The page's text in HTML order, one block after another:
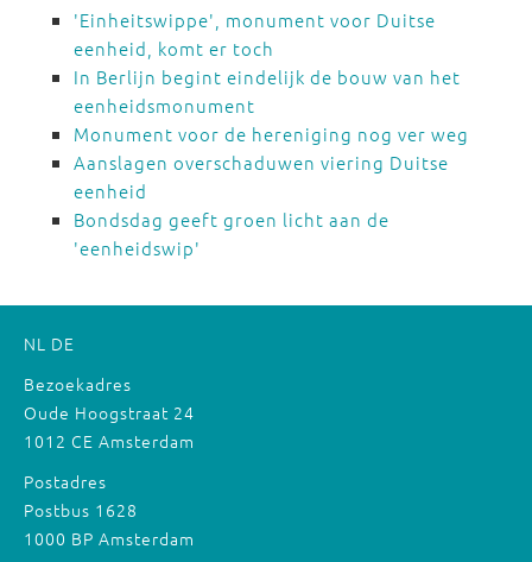
'Einheitswippe', monument voor Duitse
eenheid, komt er toch
In Berlijn begint eindelijk de bouw van het
eenheidsmonument
Monument voor de hereniging nog ver weg
Aanslagen overschaduwen viering Duitse
eenheid
Bondsdag geeft groen licht aan de
'eenheidswip'
NL DE
Bezoekadres
Oude Hoogstraat 24
1012 CE Amsterdam
Postadres
Postbus 1628
1000 BP Amsterdam